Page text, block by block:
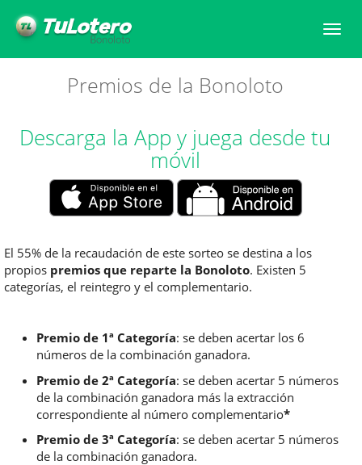
Premios de la Bonoloto
Descarga la App y juega desde tu
móvil
El 55% de la recaudación de este sorteo se destina a los
propios premios que reparte la Bonoloto. Existen 5
categorías, el reintegro y el complementario.
Premio de 1ª Categoría: se deben acertar los 6
números de la combinación ganadora.
Premio de 2ª Categoría: se deben acertar 5 números
de la combinación ganadora más la extracción
correspondiente al número complementario*
Premio de 3ª Categoría: se deben acertar 5 números
de la combinación ganadora.